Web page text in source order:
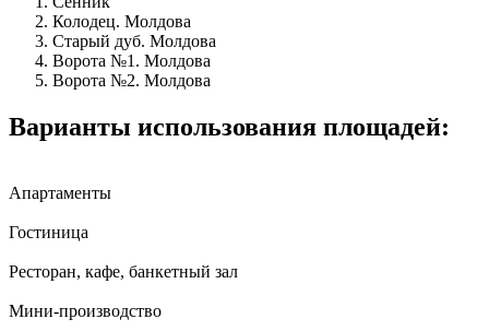
Колодец. Молдова
Старый дуб. Молдова
Ворота №1. Молдова
Ворота №2. Молдова
Варианты использования площадей:
Апартаменты
Гостиница
Ресторан, кафе, банкетный зал
Мини-производство